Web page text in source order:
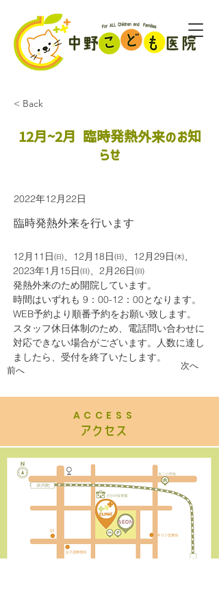
< Back
12月~2月 臨時発熱外来のお知
らせ
2022年12月22日
臨時発熱外来を行います
前へ 次へ
12月11日㈰、12月18日㈰、12月29日㈭、
2023年1月15日㈰、2月26日㈰
発熱外来のため開院しています。
時間はいずれも 9：00-12：00となります。
WEB予約より順番予約をお願い致します。
スタッフ休日体制のため、電話問い合わせに
対応できない場合がございます。人数に達し
ましたら、受付を終了いたします。
ACCESS
​アクセス